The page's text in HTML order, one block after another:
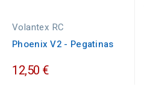
Volantex RC
Phoenix V2 - Pegatinas
12,50 €